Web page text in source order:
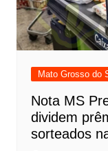
Mato Grosso do
Nota MS
dividem
sorteados